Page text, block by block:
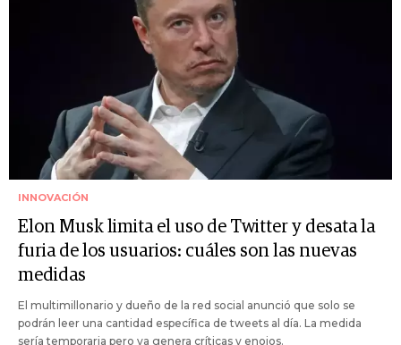
INNOVACIÓN
Elon Musk limita el uso de Twitter y desata la
furia de los usuarios: cuáles son las nuevas
medidas
El multimillonario y dueño de la red social anunció que solo se
podrán leer una cantidad específica de tweets al día. La medida
sería temporaria pero ya genera críticas y enojos.